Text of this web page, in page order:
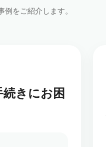
をご紹介します。
きにお困